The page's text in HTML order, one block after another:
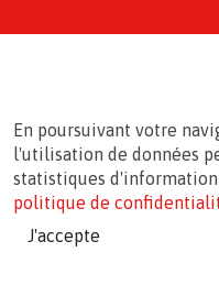
En poursuivant votre
l'utilisation de données
statistiques
politique de
J'accepte